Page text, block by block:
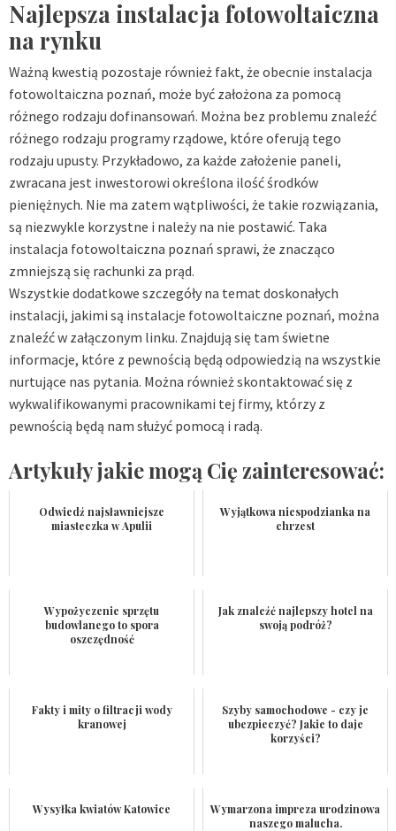
Najlepsza instalacja fotowoltaiczna
na rynku
Ważną kwestią pozostaje również fakt, że obecnie instalacja
fotowoltaiczna poznań, może być założona za pomocą
różnego rodzaju dofinansowań. Można bez problemu znaleźć
różnego rodzaju programy rządowe, które oferują tego
rodzaju upusty. Przykładowo, za każde założenie paneli,
zwracana jest inwestorowi określona ilość środków
pieniężnych. Nie ma zatem wątpliwości, że takie rozwiązania,
są niezwykle korzystne i należy na nie postawić. Taka
instalacja fotowoltaiczna poznań sprawi, że znacząco
zmniejszą się rachunki za prąd.
Wszystkie dodatkowe szczegóły na temat doskonałych
instalacji, jakimi są instalacje fotowoltaiczne poznań, można
znaleźć w załączonym linku. Znajdują się tam świetne
informacje, które z pewnością będą odpowiedzią na wszystkie
nurtujące nas pytania. Można również skontaktować się z
wykwalifikowanymi pracownikami tej firmy, którzy z
pewnością będą nam służyć pomocą i radą.
Artykuły jakie mogą Cię zainteresować:
Odwiedź najsławniejsze
miasteczka w Apulii
Wyjątkowa niespodzianka na
chrzest
Wypożyczenie sprzętu
budowlanego to spora
oszczędność
Jak znaleźć najlepszy hotel na
swoją podróż?
Fakty i mity o filtracji wody
kranowej
Szyby samochodowe - czy je
ubezpieczyć? Jakie to daje
korzyści?
Wysyłka kwiatów Katowice
Wymarzona impreza urodzinowa
naszego malucha.